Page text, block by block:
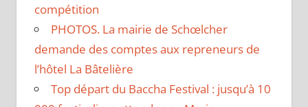
compétition
PHOTOS. La mairie de Schœlcher
demande des comptes aux repreneurs de
l’hôtel La Bâtelière
Top départ du Baccha Festival : jusqu’à 10